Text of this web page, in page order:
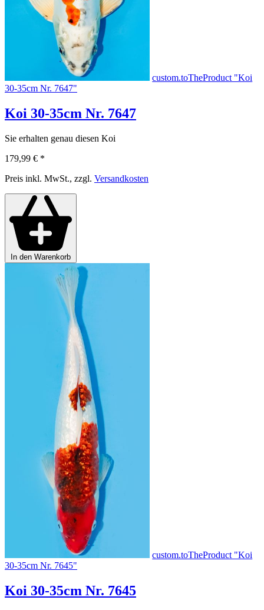
custom.toTheProduct "Koi
30-35cm Nr. 7647"
Koi 30-35cm Nr. 7647
Sie erhalten genau diesen Koi
179,99 € *
Preis inkl. MwSt., zzgl. Versandkosten
In den Warenkorb
custom.toTheProduct "Koi
30-35cm Nr. 7645"
Koi 30-35cm Nr. 7645